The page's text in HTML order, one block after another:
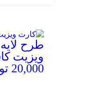
طرح
ویزیت
20,000